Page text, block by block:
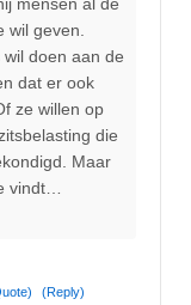
wil geven.
doen aan de
dat er ook
ze willen op
die
Maar
vindt…
(Reply)